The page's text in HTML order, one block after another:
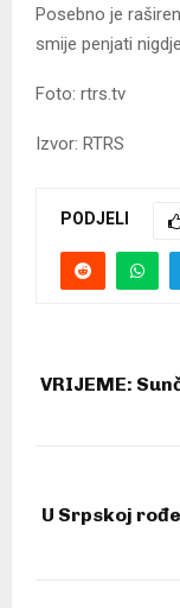
Posebno je
smije penjati
Foto: rtrs.tv
Izvor: RTRS
PODJELI
VRIJEME:
U Srpskoj